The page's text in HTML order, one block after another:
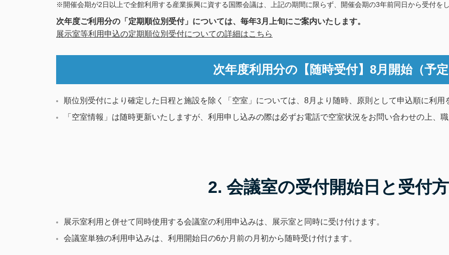
※開催会期が2日以上で全館利用する産業振興に資する国際会議は、上記の期間に限らず、開催会期の3年前同日から受付を
次年度ご利用分の「定期順位別受付」については、毎年3月上旬にご案内いたします。
展示室等利用申込の定期順位別受付についての詳細はこちら
次年度利用分の 【随時受付】8月開始（予定
順位別受付により確定した日程と施設を除く「空室」については、8月より随時、原則として申込順に利用
「空室情報」は随時更新いたしますが、利用申し込みの際は必ずお電話で空室状況をお問い合わせの上、
2. 会議室の受付開始日と 受付
展示室利用と併せて同時使用する会議室の利用申込みは、展示室と同時に受け付けます。
会議室単独の利用申込みは、利用開始日の6か月前の月初から随時受け付けます。